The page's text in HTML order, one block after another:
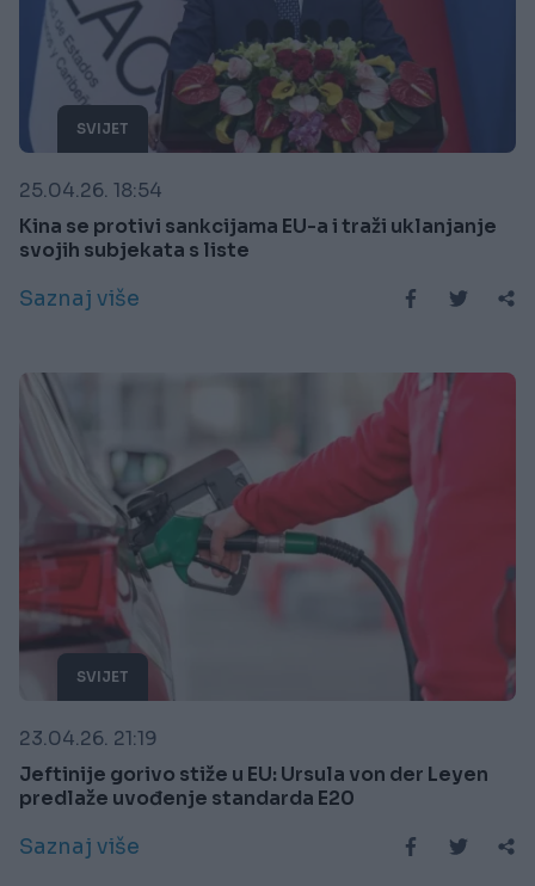
SVIJET
25.04.26. 18:54
Kina se protivi sankcijama EU-a i traži uklanjanje
svojih subjekata s liste
Saznaj više
SVIJET
23.04.26. 21:19
Jeftinije gorivo stiže u EU: Ursula von der Leyen
predlaže uvođenje standarda E20
Saznaj više